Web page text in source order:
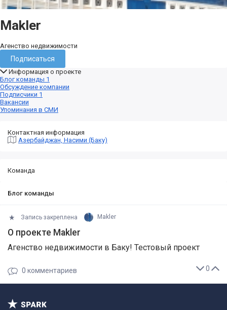
Makler
Агенство недвижимости
Подписаться
Информация о проекте
Блог команды 1
Обсуждение компании
Подписчики 1
Вакансии
Упоминания в СМИ
Контактная информация
Азербайджан, Насими (Баку)
Команда
Блог команды
Запись закреплена Makler
О проекте Makler
Агенство недвижимости в Баку! Тестовый проект
0
0 комментариев